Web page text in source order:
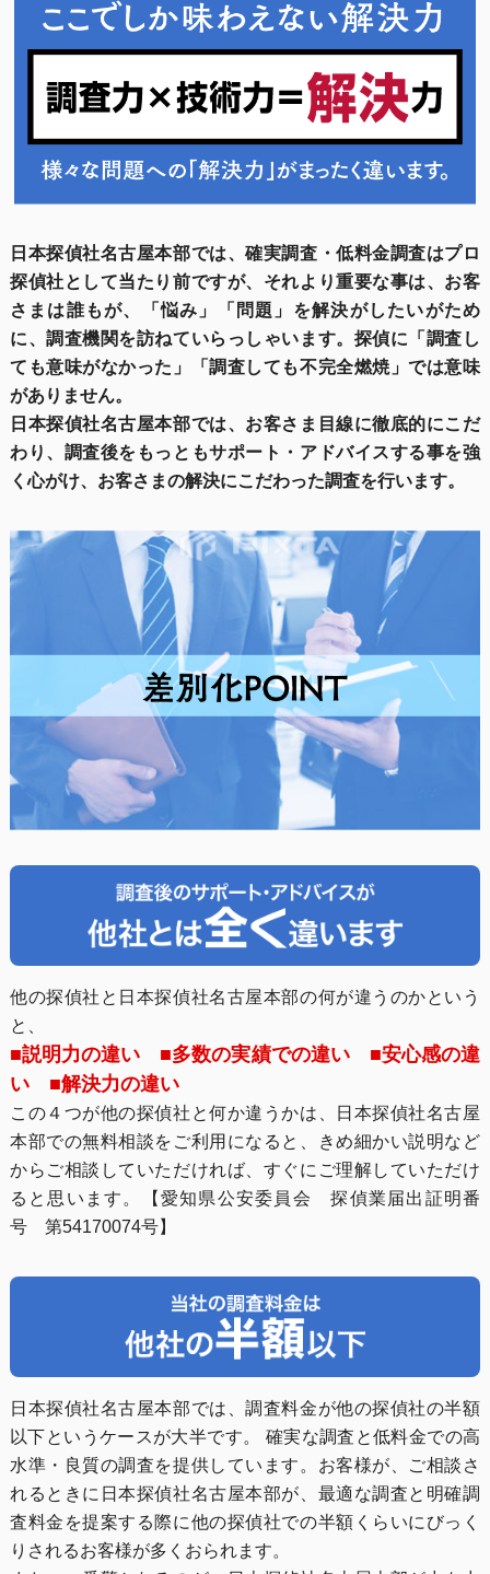
日本探偵社名古屋本部では、確実調査・低料金調査はプロ
探偵社として当たり前ですが、それより重要な事は、お客
さまは誰もが、「悩み」「問題」を解決がしたいがため
に、調査機関を訪ねていらっしゃいます。探偵に「調査し
ても意味がなかった」「調査しても不完全燃焼」では意味
がありません。
日本探偵社名古屋本部では、お客さま目線に徹底的にこだ
わり、調査後をもっともサポート・アドバイスする事を強
く心がけ、お客さまの解決にこだわった調査を行います。
他の探偵社と日本探偵社名古屋本部の何が違うのかという
と、
■説明力の違い ■多数の実績での違い ■安心感の違
い ■解決力の違い
この４つが他の探偵社と何か違うかは、日本探偵社名古屋
本部での無料相談をご利用になると、きめ細かい説明など
からご相談していただければ、すぐにご理解していただけ
ると思います。【愛知県公安委員会 探偵業届出証明番
号 第54170074号】
日本探偵社名古屋本部では、調査料金が他の探偵社の半額
以下というケースが大半です。 確実な調査と低料金での高
水準・良質の調査を提供しています。お客様が、ご相談さ
れるときに日本探偵社名古屋本部が、最適な調査と明確調
査料金を提案する際に他の探偵社での半額くらいにびっく
りされるお客様が多くおられます。